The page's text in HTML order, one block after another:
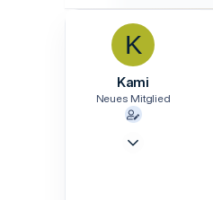
e
t
a
m
K
Kami
Neues Mitglied